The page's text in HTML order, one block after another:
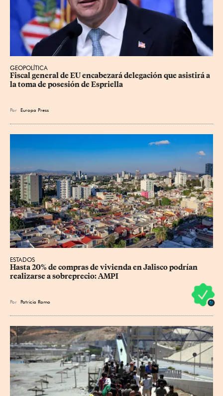
GEOPOLÍTICA
Fiscal general de EU encabezará delegación que asistirá a
la toma de posesión de Espriella
Por Europa Press
ESTADOS
Hasta 20% de compras de vivienda en Jalisco podrían
realizarse a sobreprecio: AMPI
Por Patricia Romo